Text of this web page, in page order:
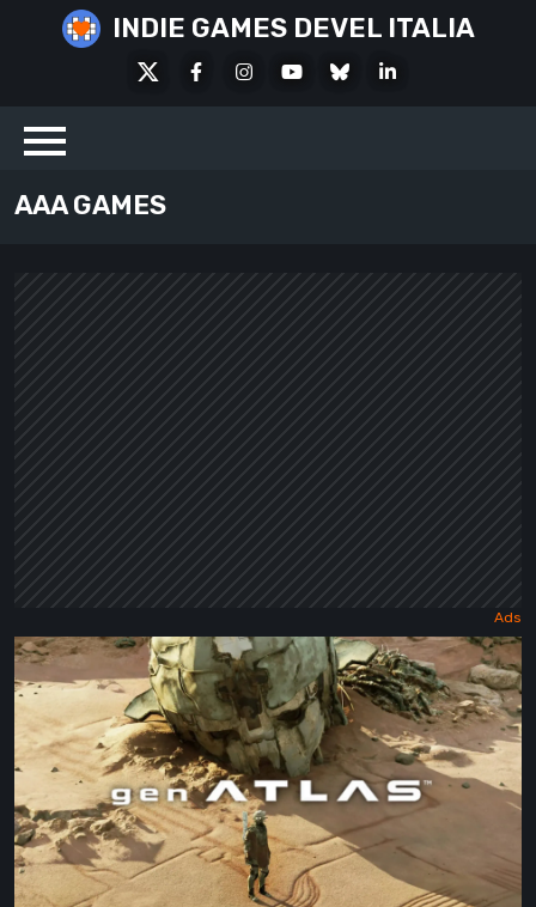
INDIE GAMES DEVEL ITALIA
FacebookInstagramYoutubeBlueskyLinkedIn
AAA GAMES
Gen
Atlas,
nuova
opera
di
Fumito
Ueda